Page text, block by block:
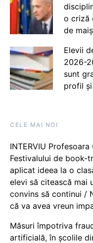
o criză
de
Elevii
2026-
sunt
profil
CELE MAI NOI
INTERVIU
Festivalului de book-
aplicat ideea la o
elevi să citească mai
convins să continui /
că va avea vreun
Măsuri împotriva
artificială, în școlile